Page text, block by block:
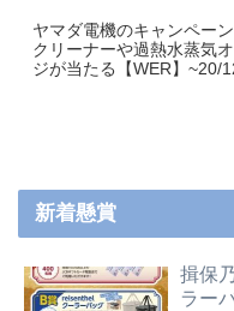
ヤマダ電機のキャンペー
クリーナーや過熱水蒸気
ジが当たる【WER】~20/
新着懸賞
揖保
ラー